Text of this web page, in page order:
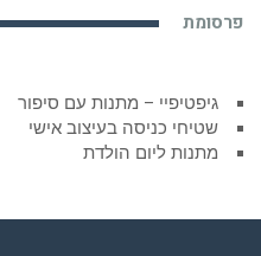
פרסומת
גיפטיפיי – מתנות עם סיפור
שטיחי כניסה בעיצוב אישי
מתנות ליום הולדת